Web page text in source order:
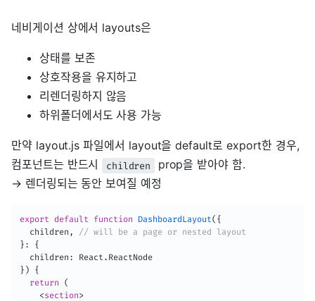
네비게이션 상에서 layouts은
상태를 보존
상호작용을 유지하고
리렌더링하지 않음
하위폴더에서도 사용 가능
만약 layout.js 파일에서 layout을 default로 export한 경우,
컴포넌트는 반드시
children
prop을 받아야 함.
→ 렌더링되는 동안 보여질 예정
export default function DashboardLayout( {
  children
,
// will be a page or nested layout
} :
{
  children
: React .
} )
{
return
(
<section>